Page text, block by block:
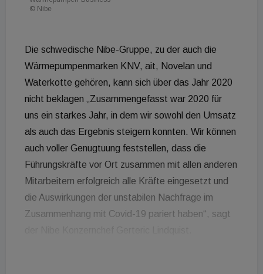
© Nibe
Die schwedische Nibe-Gruppe, zu der auch die
Wärmepumpenmarken KNV, ait, Novelan und
Waterkotte gehören, kann sich über das Jahr 2020
nicht beklagen „Zusammengefasst war 2020 für
uns ein starkes Jahr, in dem wir sowohl den Umsatz
als auch das Ergebnis steigern konnten. Wir können
auch voller Genugtuung feststellen, dass die
Führungskräfte vor Ort zusammen mit allen anderen
Mitarbeitern erfolgreich alle Kräfte eingesetzt und
die Auswirkungen der unstabilen Nachfrage im
Zusammenhang mit Covid-19 pariert haben“, sagt